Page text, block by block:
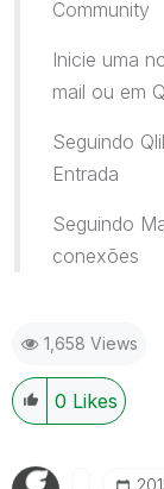
Community
Inicie uma
mail ou em
Seguindo
Entrada
Seguindo
conexões
1,658 Views
0 Likes